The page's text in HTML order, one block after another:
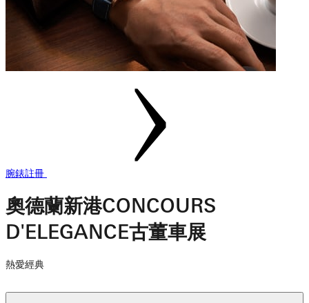
腕錶註冊
奧德蘭新港CONCOURS
D'ELEGANCE古董車展
熱愛經典